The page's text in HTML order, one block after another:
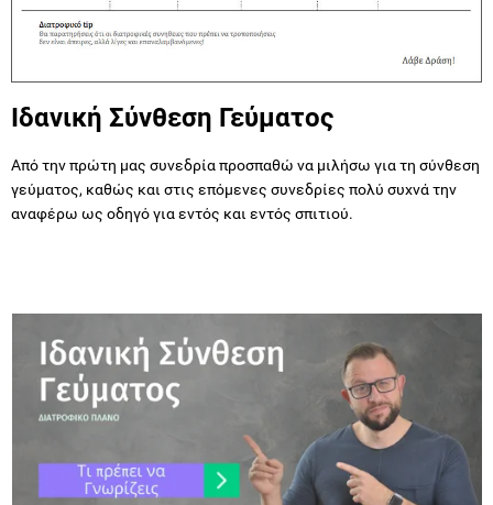
Ιδανική Σύνθεση Γεύματος
Από την πρώτη μας συνεδρία προσπαθώ να μιλήσω για τη σύνθεση
γεύματος, καθώς και στις επόμενες συνεδρίες πολύ συχνά την
αναφέρω ως οδηγό για εντός και εντός σπιτιού.